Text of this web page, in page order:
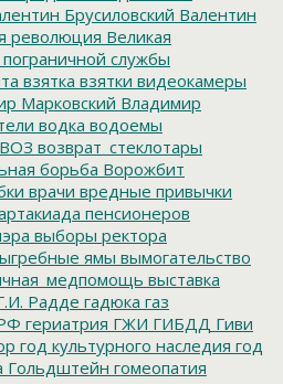
Брусиловский Валентин
революция Великая
службы
взятка взятки видеокамеры
Марковский Владимир
водка водоемы
ВОЗ возврат_стеклотары
борьба Ворожбит
врачи вредные привычки
пенсионеров
выборы ректора
ямы вымогательство
выставка
Радде гадюка газ
гериатрия ГЖИ ГИБДД Гиви
год культурного наследия год
Гольдштейн гомеопатия